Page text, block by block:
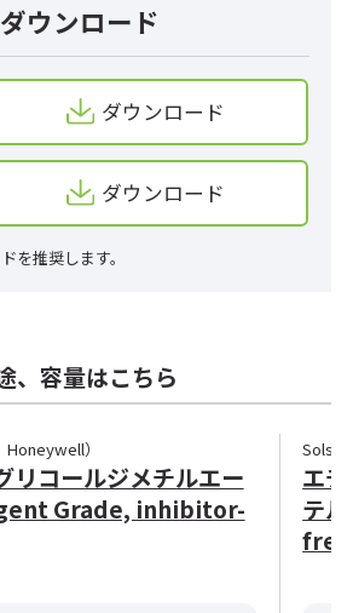
ウンロード
ダウンロード
ダウンロード
を推奨します。
、容量はこちら
）
リコールジメチルエー
Grade, inhibitor-
エ
テ